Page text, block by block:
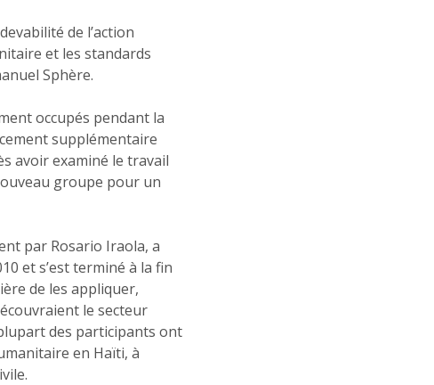
de l’action
et les standards
Sphère.
occupés pendant la
supplémentaire
avoir examiné le travail
groupe pour un
par Rosario Iraola, a
et s’est terminé à la fin
de les appliquer,
le secteur
des participants ont
en Haïti, à